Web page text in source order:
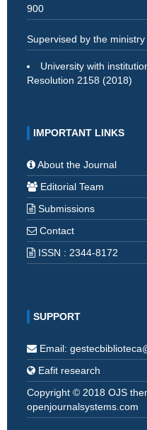
900
Supervised by the
University with
Resolution 2158 (2018)
IMPORTANT LINKS
About the Journal
Editorial Team
Submissions
Contact
ISSN : 2344-8172
SUPPORT
Email:
Eafit research
Copyright © 2018 OJS
openjournalsystems.com